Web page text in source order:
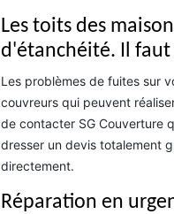
Les toits des
d'étanchéité. Il faut
Les problèmes de fuites sur
couvreurs qui peuvent
de contacter SG Couverture
dresser un devis totalement
directement.
Réparation en